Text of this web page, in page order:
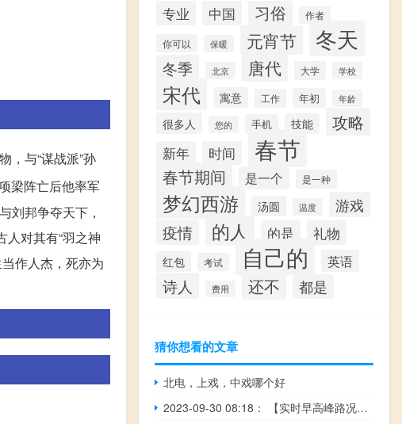
，与“谋战派”孙
梁阵亡后他率军
刘邦争夺天下，
对其有“羽之神
作人杰，死亦为
专业 中国 习俗 作者
你可以 保暖 元宵节 冬天
冬季 北京 唐代 大学 学校
宋代 寓意 工作 年初 年龄
很多人 您的 手机 技能 攻略
新年 时间 春节
春节期间 是一个 是一种
梦幻西游 汤圆 温度
游戏
疫情
的人 的是 礼物
红包 考试 自己的 英语
诗人 费用 还不 都是
猜你想看的文章
北电，上戏，中戏哪个好
2023-09-30 08:18： 【实时早高峰路况】目前市区车流量不大,辖区路段秩序良好。【西安高速大队】绕城高速全线晴天，目前车流量整体平稳上升，主要体现在:南段内环长安至丈八立交，外环长安至曲江立交；北段内环北辰立交，沿线收费站均通行正常；高速其他所辖路段通行也基本正常。 ​​​